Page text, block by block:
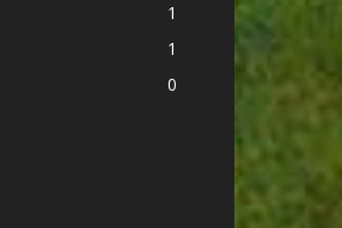
1
1
0